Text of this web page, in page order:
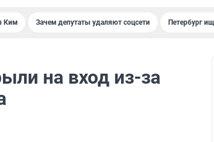
Ким Зачем депутаты удаляют соцсети Петербург
на вход из-за